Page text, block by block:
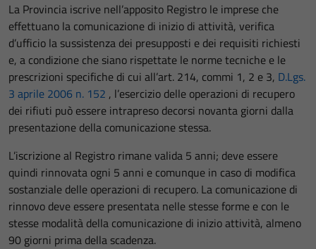
La Provincia iscrive nell’apposito Registro le imprese che
effettuano la comunicazione di inizio di attività, verifica
d’ufficio la sussistenza dei presupposti e dei requisiti richiesti
e, a condizione che siano rispettate le norme tecniche e le
prescrizioni specifiche di cui all’art. 214, commi 1, 2 e 3, D.Lgs.
3 aprile 2006 n. 152 , l’esercizio delle operazioni di recupero
dei rifiuti può essere intrapreso decorsi novanta giorni dalla
presentazione della comunicazione stessa.
L’iscrizione al Registro rimane valida 5 anni; deve essere
quindi rinnovata ogni 5 anni e comunque in caso di modifica
sostanziale delle operazioni di recupero. La comunicazione di
rinnovo deve essere presentata nelle stesse forme e con le
stesse modalità della comunicazione di inizio attività, almeno
90 giorni prima della scadenza.